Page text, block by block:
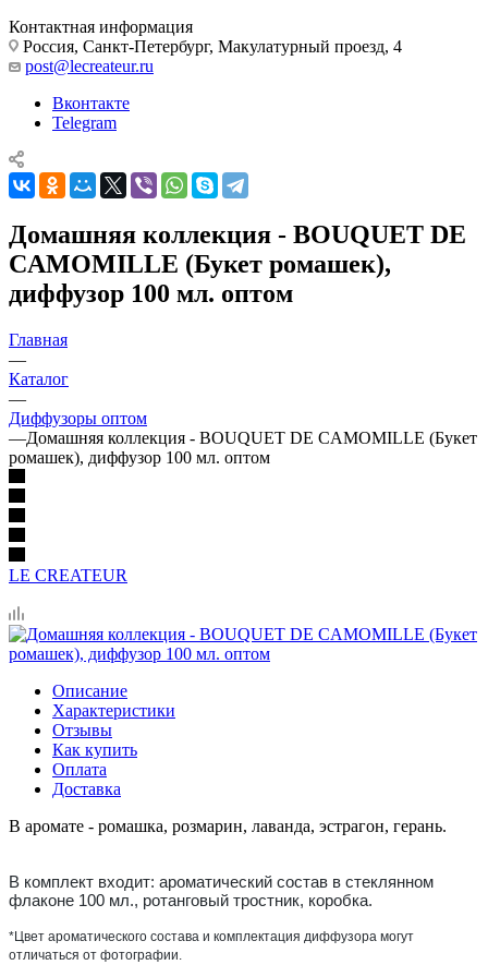
Контактная информация
Россия, Санкт-Петербург, Макулатурный проезд, 4
post@lecreateur.ru
Вконтакте
Telegram
Домашняя коллекция - BOUQUET DE
CAMOMILLE (Букет ромашек),
диффузор 100 мл. оптом
Главная
—
Каталог
—
Диффузоры оптом
—Домашняя коллекция - BOUQUET DE CAMOMILLE (Букет
ромашек), диффузор 100 мл. оптом
LE CREATEUR
Описание
Характеристики
Отзывы
Как купить
Оплата
Доставка
В аромате - ромашка, розмарин, лаванда, эстрагон, герань.
В комплект входит: ароматический состав в стеклянном
флаконе 100 мл., ротанговый тростник, коробка.
*Цвет ароматического состава и комплектация диффузора могут
отличаться от фотографии.